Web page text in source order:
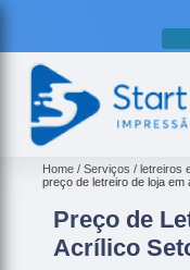
Home Serviços letreiros
preço de letreiro de loja
Preço de
Acrílico